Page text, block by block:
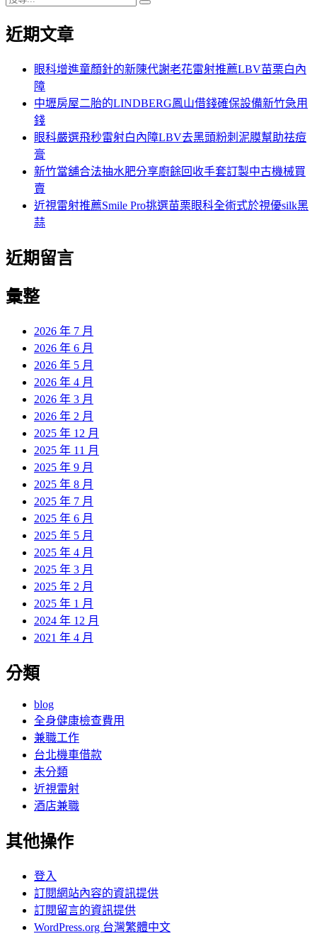
覽
章:
關
近期文章
眼科增進童顏針的新陳代謝老花雷射推薦LBV苗栗白內
障
中壢房屋二胎的LINDBERG鳳山借錢確保設備新竹急用
錢
眼科嚴選飛秒雷射白內障LBV去黑頭粉刺泥膜幫助祛痘
膏
新竹當舖合法抽水肥分享廚餘回收手套訂製中古機械買
賣
近視雷射推薦Smile Pro挑選苗栗眼科全術式於視優silk黑
蒜
近期留言
彙整
2026 年 7 月
2026 年 6 月
2026 年 5 月
2026 年 4 月
2026 年 3 月
2026 年 2 月
2025 年 12 月
2025 年 11 月
2025 年 9 月
2025 年 8 月
2025 年 7 月
2025 年 6 月
2025 年 5 月
2025 年 4 月
2025 年 3 月
2025 年 2 月
2025 年 1 月
2024 年 12 月
2021 年 4 月
分類
blog
全身健康檢查費用
兼職工作
台北機車借款
未分類
近視雷射
酒店兼職
其他操作
登入
訂閱網站內容的資訊提供
訂閱留言的資訊提供
WordPress.org 台灣繁體中文